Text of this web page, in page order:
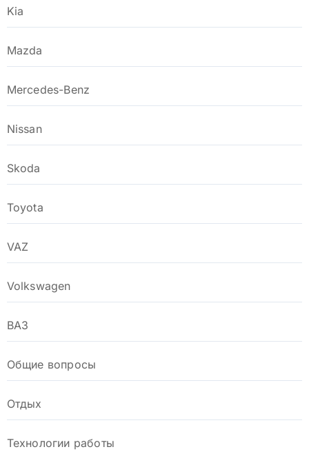
Kia
Mazda
Mercedes-Benz
Nissan
Skoda
Toyota
VAZ
Volkswagen
ВАЗ
Общие вопросы
Отдых
Технологии работы